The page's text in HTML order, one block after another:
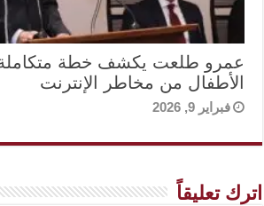
عمرو طلعت يكشف خطة متكاملة
الأطفال من مخاطر الإنترنت
فبراير 9, 2026
اترك تعليقاً